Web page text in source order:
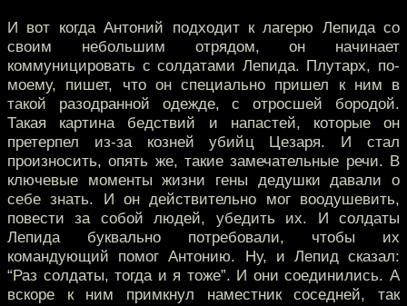
И вот когда Антоний подходит к лагерю Лепида со
своим небольшим отрядом, он начинает
коммуницировать с солдатами Лепида. Плутарх, по-
моему, пишет, что он специально пришел к ним в
такой разодранной одежде, с отросшей бородой.
Такая картина бедствий и напастей, которые он
претерпел из-за козней убийц Цезаря. И стал
произносить, опять же, такие замечательные речи. В
ключевые моменты жизни гены дедушки давали о
себе знать. И он действительно мог воодушевить,
повести за собой людей, убедить их. И солдаты
Лепида буквально потребовали, чтобы их
командующий помог Антонию. Ну, и Лепид сказал:
“Раз солдаты, тогда и я тоже”. И они соединились. А
вскоре к ним примкнул наместник соседней, так